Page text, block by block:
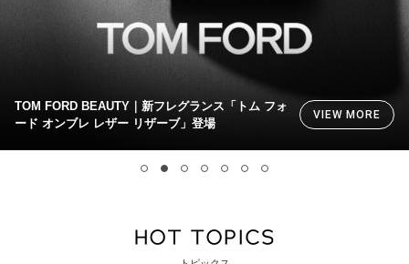
ESTĒE LAUDER｜うるおいと透明感あふれるつや
マット肌へ。名品ファンデに新クッション登場
VIEW